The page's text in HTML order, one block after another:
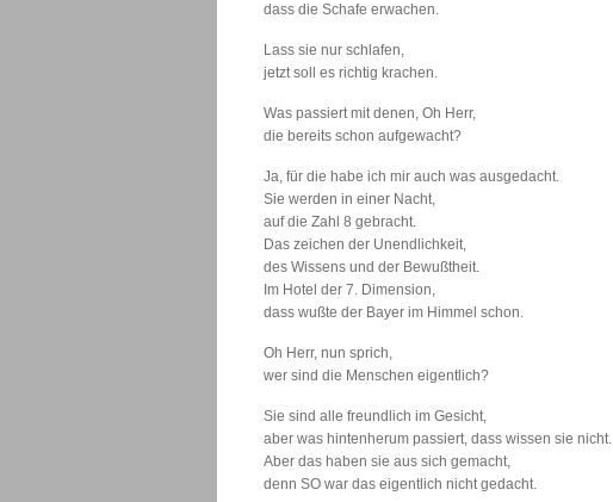
dass die Schafe erwachen.
Lass sie nur schlafen,
jetzt soll es richtig krachen.
Was passiert mit denen, Oh Herr,
die bereits schon aufgewacht?
Ja, für die habe ich mir auch was ausgedacht.
Sie werden in einer Nacht,
auf die Zahl 8 gebracht.
Das zeichen der Unendlichkeit,
des Wissens und der Bewußtheit.
Im Hotel der 7. Dimension,
dass wußte der Bayer im Himmel schon.
Oh Herr, nun sprich,
wer sind die Menschen eigentlich?
Sie sind alle freundlich im Gesicht,
aber was hintenherum passiert, dass wissen sie nicht.
Aber das haben sie aus sich gemacht,
denn SO war das eigentlich nicht gedacht.